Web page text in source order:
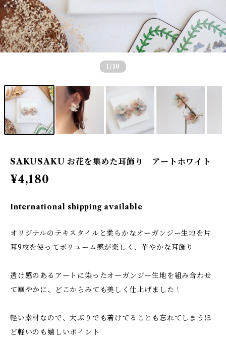
1 /10
SAKUSAKU お花を集めた耳飾り アートホワイト
¥4,180
International shipping available
オリジナルのテキスタイルと柔らかなオーガンジー生地を片
耳9枚を使ってボリューム感が楽しく、華やかな耳飾り
透け感のあるアートに染ったオーガンジー生地を組み合わせ
て華やかに、どこからみても美しく仕上げました！
軽い素材なので、大ぶりでも着けてることも忘れてしまうほ
ど軽いのも嬉しいポイント